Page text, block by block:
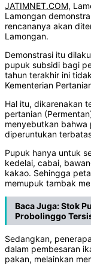
JATIMNET.COM,
Lamongan
rencananya akan
Lamongan.
Demonstrasi itu
pupuk subsidi bagi
tahun terakhir ini
Kementerian
Hal itu, dikarenakan
pertanian
menyebutkan bahwa
diperuntukan
Pupuk hanya untuk
kedelai, cabai,
kakao. Sehingga
memupuk tambak
Baca Juga:Stok
Probolinggo
Sedangkan,
dalam pembesaran
pakan, melainkan